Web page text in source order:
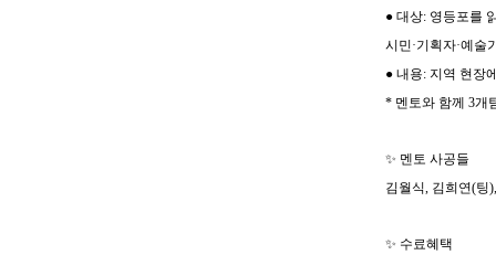
● 대상: 영등포를
시민·기획자·예술
● 내용: 지역 현장
* 멘토와 함께 3개
✨ 멘토 사공들
김월식, 김희연(팅
✨ 수료혜택